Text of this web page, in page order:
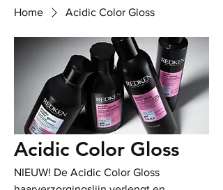
Home Acidic Color Gloss
Acidic Color Gloss
NIEUW! De Acidic Color Gloss